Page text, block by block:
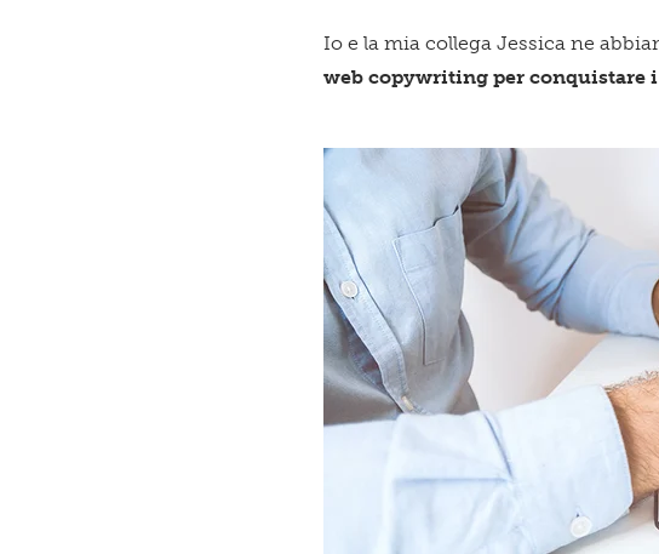
Io e la mia collega Jessica ne
web copywriting per conquistare